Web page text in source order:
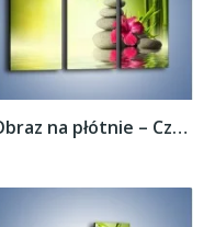
Obraz na płótnie – Czerwony sen o kwiatach...